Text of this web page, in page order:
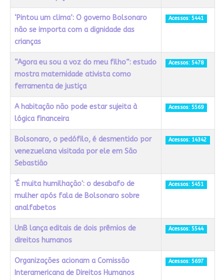
‘Pintou um clima’: O governo Bolsonaro
não se importa com a dignidade das
crianças
Acessos: 5441
“Agora eu sou a voz do meu filho”: estudo
mostra maternidade ativista como
ferramenta de justiça
Acessos: 5478
A habitação não pode estar sujeita à
lógica financeira
Acessos: 5569
Bolsonaro, o pedófilo, é desmentido por
venezuelana visitada por ele em São
Sebastião
Acessos: 14342
'É muita humilhação': o desabafo de
mulher após fala de Bolsonaro sobre
analfabetos
Acessos: 5451
UnB lança editais de dois prêmios de
direitos humanos
Acessos: 5544
Organizações acionam a Comissão
Interamericana de Direitos Humanos
Acessos: 5697